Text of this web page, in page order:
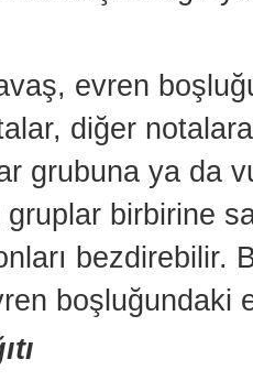
evren
diğer
grubuna ya da
birbirine
bezdirebilir.
boşluğundaki